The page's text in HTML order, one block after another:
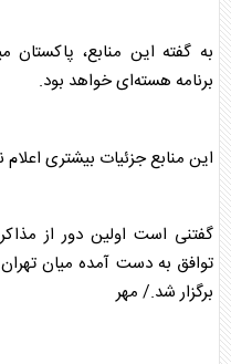
به گفته این منابع، پاکستان
برنامه هسته‌ای خواهد بود.
این منابع جزئیات بیشتری اعلام
گفتنی است اولین دور از
توافق به دست آمده میان
برگزار شد./ مهر